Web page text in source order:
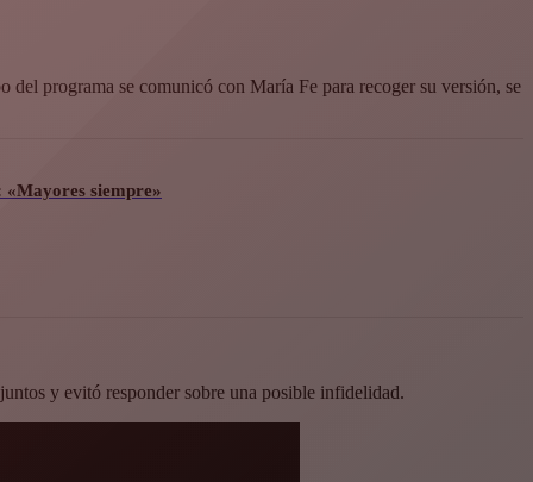
del programa se comunicó con María Fe para recoger su versión, se
«Mayores siempre»
y evitó responder sobre una posible infidelidad.